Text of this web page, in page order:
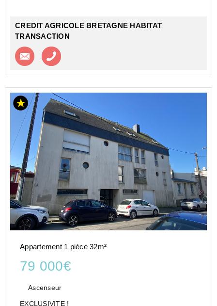
CREDIT AGRICOLE BRETAGNE HABITAT
TRANSACTION
Contacter l'agence
Appartement 1 pièce 32m²
79 000€
Ascenseur
EXCLUSIVITE !